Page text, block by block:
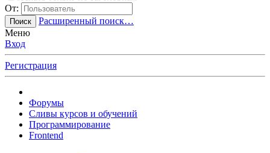
От:
Поиск
Расширенный поиск…
Меню
Вход
Регистрация
Форумы
Сливы курсов и обучений
Программирование
Frontend